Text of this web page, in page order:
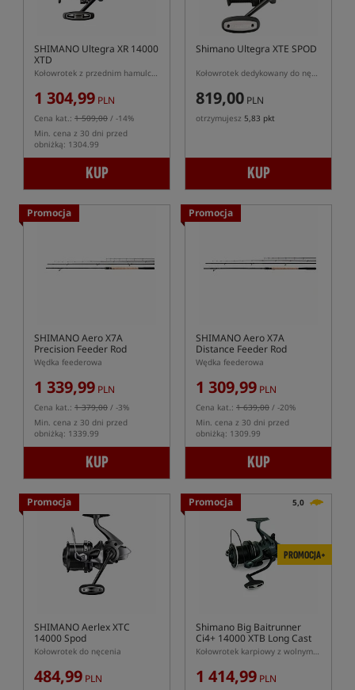
SHIMANO Ultegra XR 14000
XTD
Kołowrotek z przednim hamulcem Ultegra XR 14000 XTD
1 304,99 PLN
Cena kat.: 1 509,00 / -14%
Min. cena z 30 dni przed
obniżką: 1304.99
KUP
Shimano Ultegra XTE SPOD
Kołowrotek dedykowany do nęcenia rakietą zanętową
819,00 PLN
otrzymujesz 5,83 pkt
KUP
Promocja
SHIMANO Aero X7A
Precision Feeder Rod
Wędka feederowa
1 339,99 PLN
Cena kat.: 1 379,00 / -3%
Min. cena z 30 dni przed
obniżką: 1339.99
KUP
Promocja
SHIMANO Aero X7A
Distance Feeder Rod
Wędka feederowa
1 309,99 PLN
Cena kat.: 1 639,00 / -20%
Min. cena z 30 dni przed
obniżką: 1309.99
KUP
Promocja
SHIMANO Aerlex XTC
14000 Spod
Kołowrotek do nęcenia
484,99 PLN
Promocja 5,0
PROMOCJA+
Shimano Big Baitrunner
Ci4+ 14000 XTB Long Cast
Kołowrotek karpiowy z wolnym biegiem
1 414,99 PLN